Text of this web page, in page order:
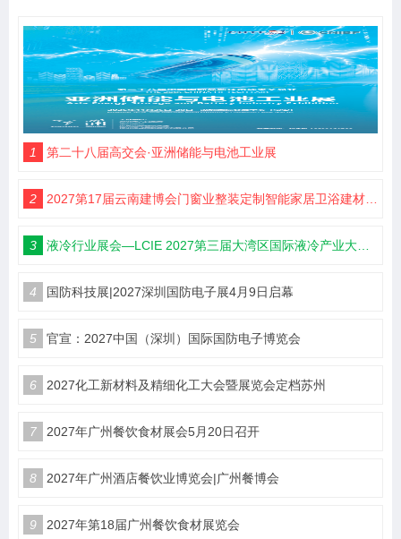
1 第二十八届高交会·亚洲储能与电池工业展
2 2027第17届云南建博会门窗业整装定制智能家居卫浴建材展会
3 液冷行业展会—LCIE 2027第三届大湾区国际液冷产业大会暨展览会（深圳）
4 国防科技展|2027深圳国防电子展4月9日启幕
5 官宣：2027中国（深圳）国际国防电子博览会
6 2027化工新材料及精细化工大会暨展览会定档苏州
7 2027年广州餐饮食材展会5月20日召开
8 2027年广州酒店餐饮业博览会|广州餐博会
9 2027年第18届广州餐饮食材展览会